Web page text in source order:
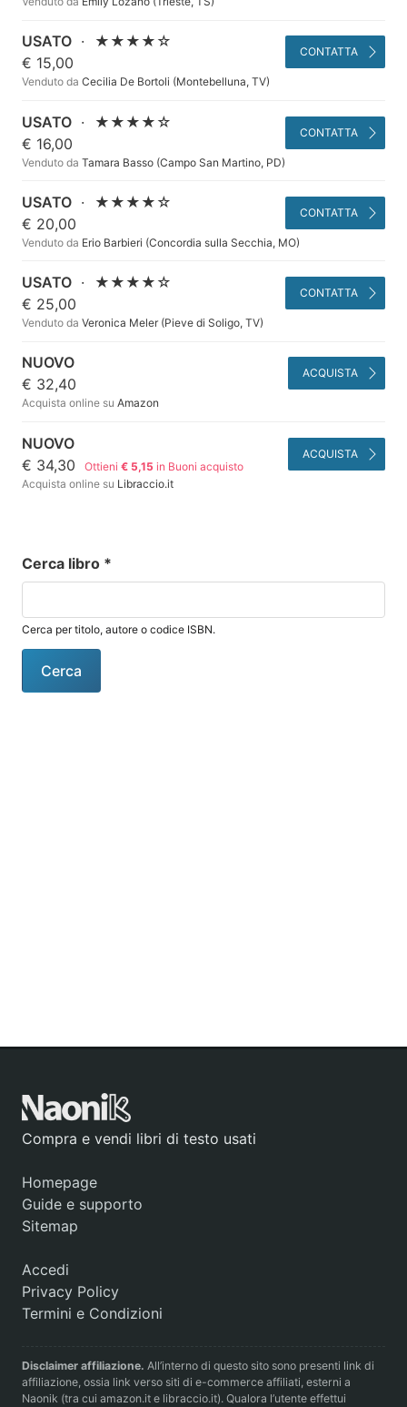
USATO ·
★★★★☆
€ 15,00
Venduto da Cecilia De Bortoli (Montebelluna, TV)
CONTATTA
USATO ·
★★★★☆
€ 16,00
Venduto da Tamara Basso (Campo San Martino, PD)
CONTATTA
USATO ·
★★★★☆
€ 20,00
Venduto da Erio Barbieri (Concordia sulla Secchia, MO)
CONTATTA
USATO ·
★★★★☆
€ 25,00
Venduto da Veronica Meler (Pieve di Soligo, TV)
CONTATTA
NUOVO
€ 32,40
Acquista online su Amazon
ACQUISTA
NUOVO
€ 34,30
Ottieni€ 5,15 in Buoni acquisto
Acquista online su Libraccio.it
ACQUISTA
Cerca libro *
Cerca per titolo, autore o codice ISBN.
Compra e vendi libri di testo usati
Homepage
Guide e supporto
Sitemap
Accedi
Privacy Policy
Termini e Condizioni